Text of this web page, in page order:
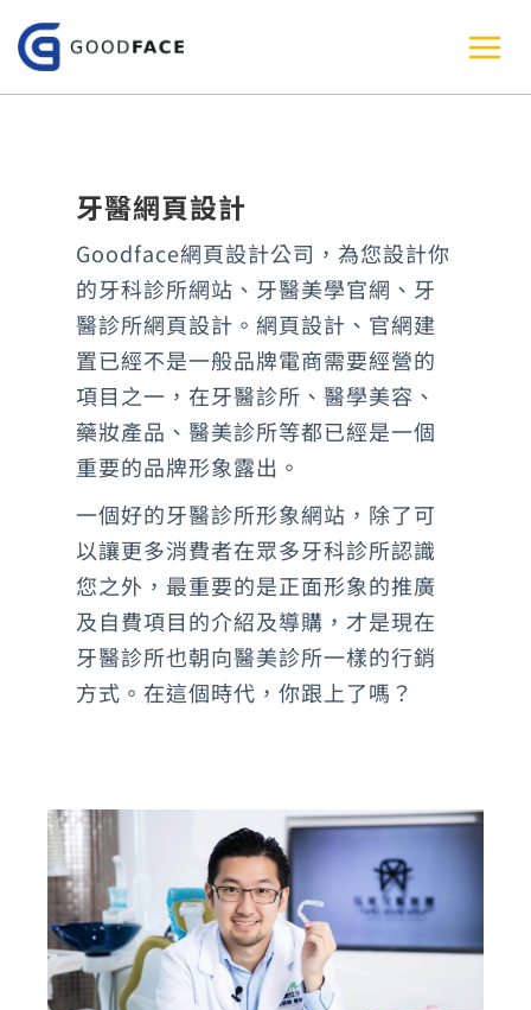
至
主
牙醫網頁設計
Goodface網頁設計公司，為您設計你
的牙科診所網站、牙醫美學官網、牙
醫診所網頁設計。網頁設計、官網建
置已經不是一般品牌電商需要經營的
項目之一，在牙醫診所、醫學美容、
藥妝產品、醫美診所等都已經是一個
重要的品牌形象露出。
一個好的牙醫診所形象網站，除了可
以讓更多消費者在眾多牙科診所認識
您之外，最重要的是正面形象的推廣
及自費項目的介紹及導購，才是現在
牙醫診所也朝向醫美診所一樣的行銷
方式。在這個時代，你跟上了嗎？